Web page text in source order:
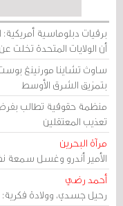
برقيات دبلوماسية أمريكية:
أن الولايات المتحدة تخلت
ساوث تشاينا مورنينغ
بتمزيق الشرق الأوسط
منظمة حقوقية تطالب
تعذيب المعتقلين
مرآة البحرين
الأمير أندرو وغسل سمعة
أحمد رضي
رحيل جسدي، وولادة فكرية: